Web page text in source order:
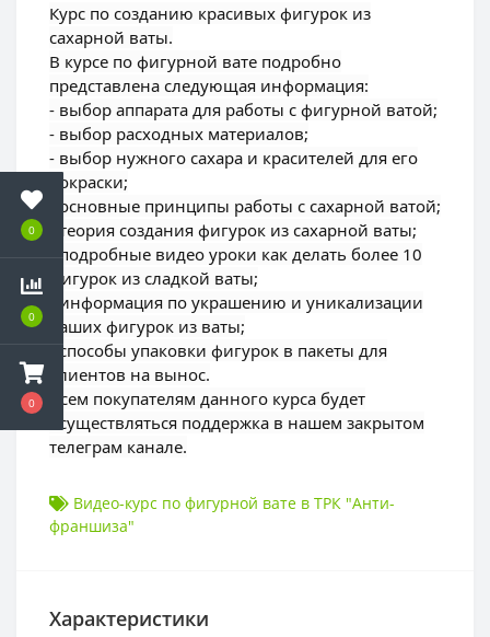
0
0
0
Курс по созданию красивых фигурок из
сахарной ваты.
В курсе по фигурной вате подробно
представлена следующая информация:
- выбор аппарата для работы с фигурной ватой;
- выбор расходных материалов;
- выбор нужного сахара и красителей для его
покраски;
- основные принципы работы с сахарной ватой;
- теория создания фигурок из сахарной ваты;
- подробные видео уроки как делать более 10
фигурок из сладкой ваты;
- информация по украшению и уникализации
ваших фигурок из ваты;
- способы упаковки фигурок в пакеты для
клиентов на вынос.
Всем покупателям данного курса будет
осуществляться поддержка в нашем закрытом
телеграм канале.
Видео-курс по фигурной вате в ТРК "Анти-
франшиза"
Характеристики